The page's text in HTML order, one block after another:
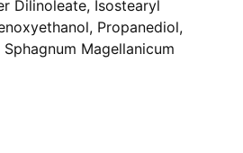
Dilinoleate, Isostearyl
Propanediol,
Magellanicum